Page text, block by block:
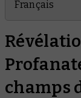
Français
champs